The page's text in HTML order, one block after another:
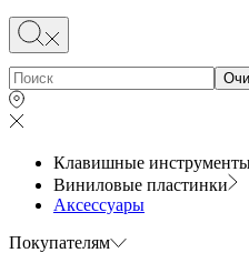
Клавишные
Виниловые пластинки
Аксессуары
Покупателям